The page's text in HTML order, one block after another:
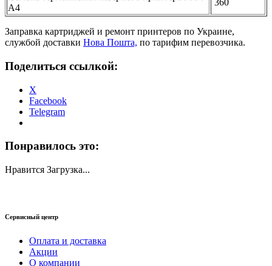
А4
360
Заправка картриджей и ремонт принтеров по Украине,
службой доставки Нова Пошта, по тарифим перевозчика.
Поделиться ссылкой:
X
Facebook
Telegram
Понравилось это:
Нравится Загрузка...
Сервисный центр
Оплата и доставка
Акции
О компании